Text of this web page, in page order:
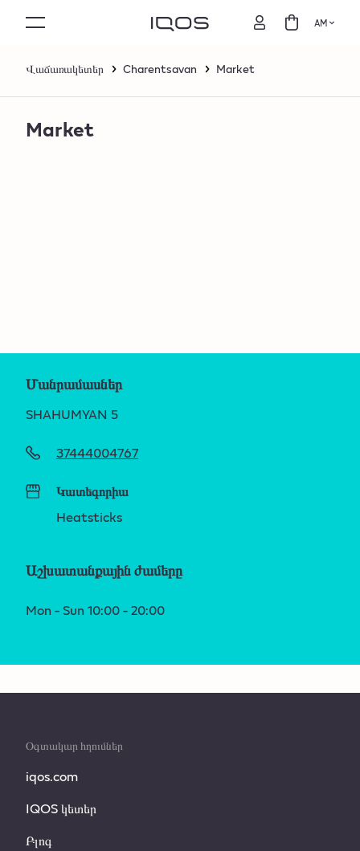
AM
Վաճառակետեր Charentsavan Market
Market
Մանրամասներ
SHAHUMYAN 5
37444004767
Կատեգորիա
Heatsticks
Աշխատանքային ժամերը
Mon - Sun 10:00 - 20:00
Օգտակար հղումներ
iqos.com
IQOS կետեր
Բլոգ